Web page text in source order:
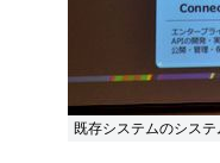
既存システムのシス